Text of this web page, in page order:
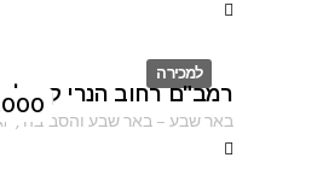
למכירה
ID
רמב"ם רחוב הנרי קנדל
באר שבע–באר שבע והסביבה ,